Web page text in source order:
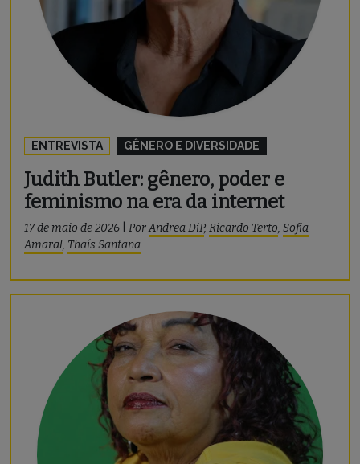
ENTREVISTA GÊNERO E DIVERSIDADE
Judith Butler: gênero, poder e
feminismo na era da internet
17 de maio de 2026 PorAndrea DiP, Ricardo Terto, Sofia
Amaral, Thaís Santana